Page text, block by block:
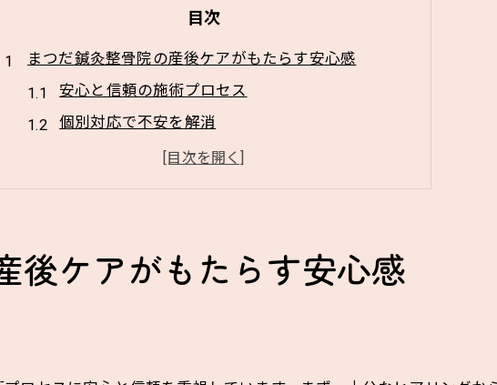
目次
まつだ鍼灸整骨院の産後ケアがもたらす安心感
安心と信頼の施術プロセス
個別対応で不安を解消
専門的なカウンセリングが支える安心感
施術後のフォローアップ体制
尿漏れの悩みを解消するEMSヴィクトリズムの実力
尿漏れ改善のメカニズム
後ケアがもたらす安心感